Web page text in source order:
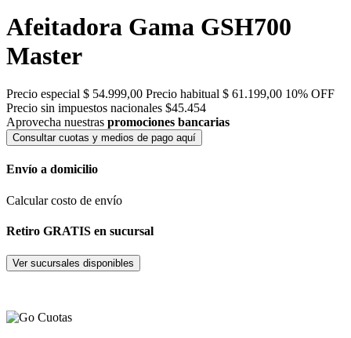
Afeitadora Gama GSH700
Master
Precio especial $ 54.999,00 Precio habitual $ 61.199,00 10% OFF
Precio sin impuestos nacionales $45.454
Aprovecha nuestras promociones bancarias
Consultar cuotas y medios de pago aquí
Envío a domicilio
Calcular costo de envío
Retiro GRATIS en sucursal
Ver sucursales disponibles